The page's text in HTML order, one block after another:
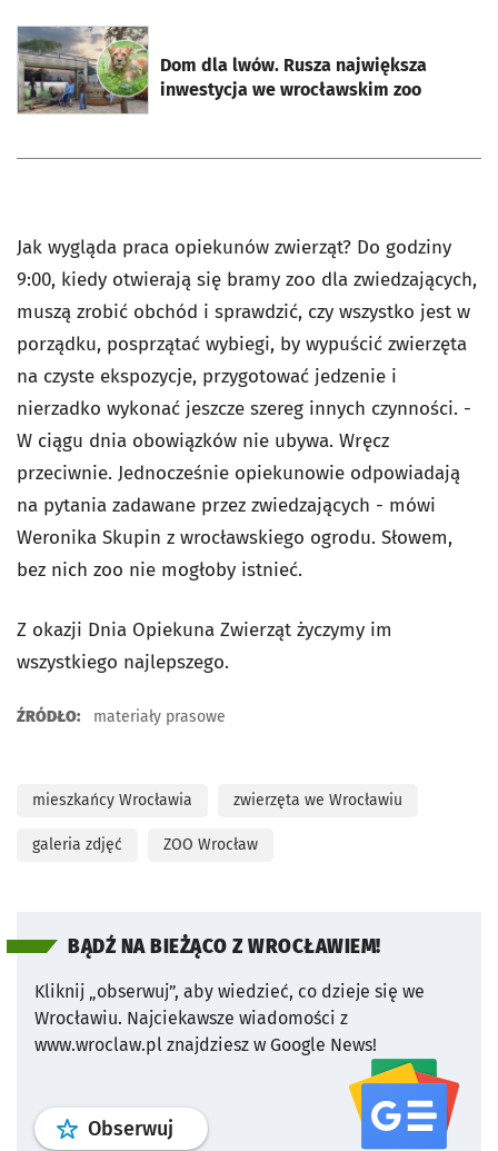
Dom dla lwów. Rusza największa
inwestycja we wrocławskim zoo
otworzy się w nowej karcie
Jak wygląda praca opiekunów zwierząt? Do godziny
9:00, kiedy otwierają się bramy zoo dla zwiedzających,
muszą zrobić obchód i sprawdzić, czy wszystko jest w
porządku, posprzątać wybiegi, by wypuścić zwierzęta
na czyste ekspozycje, przygotować jedzenie i
nierzadko wykonać jeszcze szereg innych czynności. -
W ciągu dnia obowiązków nie ubywa. Wręcz
przeciwnie. Jednocześnie opiekunowie odpowiadają
na pytania zadawane przez zwiedzających - mówi
Weronika Skupin z wrocławskiego ogrodu. Słowem,
bez nich zoo nie mogłoby istnieć.
Z okazji Dnia Opiekuna Zwierząt życzymy im
wszystkiego najlepszego.
ŹRÓDŁO: materiały prasowe
mieszkańcy Wrocławia zwierzęta we Wrocławiu
galeria zdjęć ZOO Wrocław
BĄDŹ NA BIEŻĄCO Z WROCŁAWIEM!
Kliknij „obserwuj”, aby wiedzieć, co dzieje się we
Wrocławiu. Najciekawsze wiadomości z
www.wroclaw.pl znajdziesz w Google News!
Obserwuj profil serwisu